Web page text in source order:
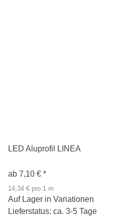
LED Aluprofil LINEA
ab 7,10 € *
14,34 € pro 1 m
Auf Lager in Variationen
Lieferstatus: ca. 3-5 Tage